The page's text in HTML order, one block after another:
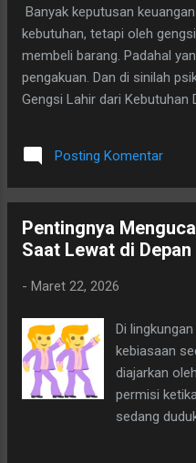
menjadi sistem. Dan di satu
diam-diam percaya.
Banyak keputusan
kebutuhan, tetapi oleh
membeli barang. Padahal
pengakuan. Dan di sinilah
Gengsi Lahir dari Kebutuhan
kelas”. Itu wajar. Namun
dalam keputusan keuangan,
emosi. Contohnya: Memilih
pakai seri terbaru. Renovasi
“ketinggalan”. Bukan karena
sosial memperparah ini. Kita
Barang baru orang lain Gaya
sadar, kita membandingkan.
benar tahu: Berapa utang
Seberapa berat beban fi...
Posting Komentar
Pentingnya
Saat Lewat di
- Maret 22, 2026
Di
kebiasaan
diajarkan
permisi
sedang